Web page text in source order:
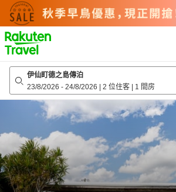
to
top
page
伊仙町德之島傳泊
23/8/2026 - 24/8/2026 | 2 位住客 | 1 間房